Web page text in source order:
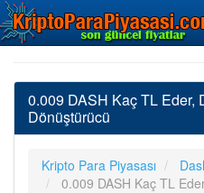
0.009 DASH Kaç TL Eder,
Dönüştürücü
Kripto Para Piyasası
0.009 DASH Kaç TL